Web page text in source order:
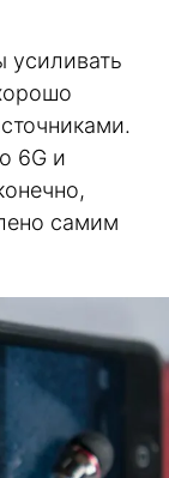
усиливать
6G и
самим